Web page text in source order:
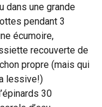
dans une grande
pendant 3
écumoire,
recouverte de
propre (mais qui
lessive!)
30